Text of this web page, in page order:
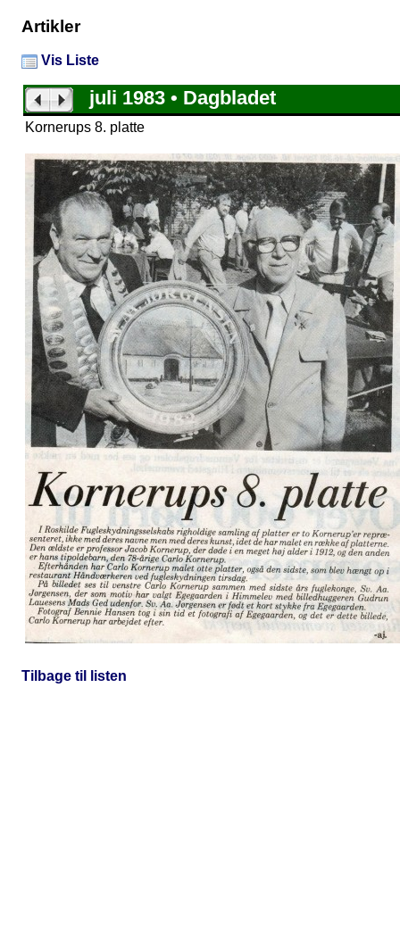
Artikler
Vis Liste
juli 1983 • Dagbladet
Kornerups 8. platte
Tilbage til listen